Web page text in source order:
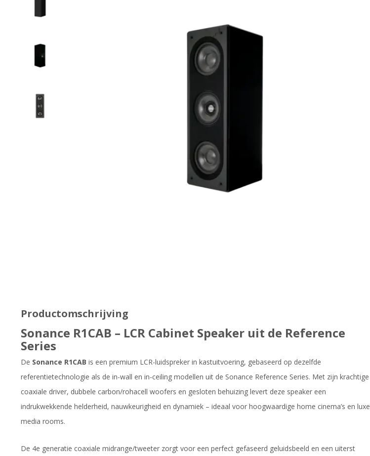
Productomschrijving
Sonance R1CAB – LCR Cabinet Speaker uit de Reference
Series
De Sonance R1CAB is een premium LCR-luidspreker in kastuitvoering, gebaseerd op dezelfde
referentietechnologie als de in-wall en in-ceiling modellen uit de Sonance Reference Series. Met zijn krachtige
coaxiale driver, dubbele carbon/rohacell woofers en gesloten behuizing levert deze speaker een
indrukwekkende helderheid, nauwkeurigheid en dynamiek – ideaal voor hoogwaardige home cinema’s en luxe
media rooms.
De 4e generatie coaxiale midrange/tweeter zorgt voor een perfect gefaseerd geluidsbeeld en een uiterst